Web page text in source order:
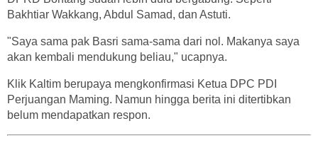
Bakhtiar Wakkang, Abdul Samad, dan Astuti.
"Saya sama pak Basri sama-sama dari nol. Makanya saya
akan kembali mendukung beliau," ucapnya.
Klik Kaltim berupaya mengkonfirmasi Ketua DPC PDI
Perjuangan Maming. Namun hingga berita ini ditertibkan
belum mendapatkan respon.